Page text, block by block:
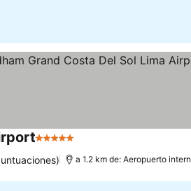
5 Estrellas
a 1.2 km de: Aeropuerto